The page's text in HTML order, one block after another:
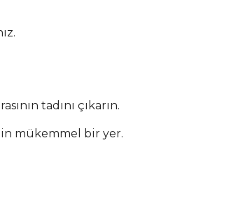
tadını çıkarın.
mükemmel bir yer.